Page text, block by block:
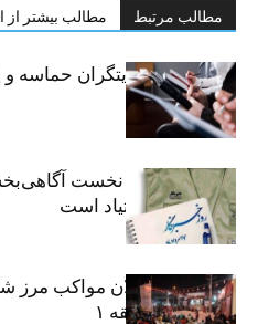
مطالب مرتبط مطالب بیشتر از
خبرنگاران، روایتگران حماسه و
حقیقت
«رسانه» سنگر نخست
پیشگیری از اعتیاد است
نکوداشت فعالان مواکب مرز
شهرداری منطقه ۱